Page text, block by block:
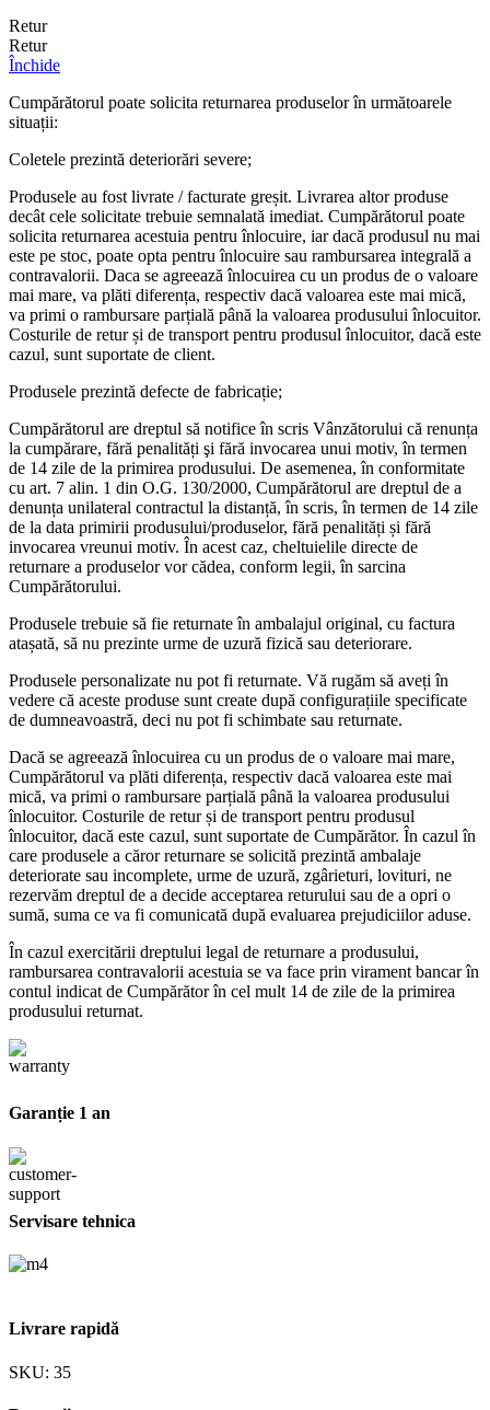
Retur
Retur
Închide
Cumpărătorul poate solicita returnarea produselor în următoarele
situații:
Coletele prezintă deteriorări severe;
Produsele au fost livrate / facturate greșit. Livrarea altor produse
decât cele solicitate trebuie semnalată imediat. Cumpărătorul poate
solicita returnarea acestuia pentru înlocuire, iar dacă produsul nu mai
este pe stoc, poate opta pentru înlocuire sau rambursarea integrală a
contravalorii. Daca se agreează înlocuirea cu un produs de o valoare
mai mare, va plăti diferența, respectiv dacă valoarea este mai mică,
va primi o rambursare parțială până la valoarea produsului înlocuitor.
Costurile de retur și de transport pentru produsul înlocuitor, dacă este
cazul, sunt suportate de client.
Produsele prezintă defecte de fabricație;
Cumpărătorul are dreptul să notifice în scris Vânzătorului că renunța
la cumpărare, fără penalități şi fără invocarea unui motiv, în termen
de 14 zile de la primirea produsului. De asemenea, în conformitate
cu art. 7 alin. 1 din O.G. 130/2000, Cumpărătorul are dreptul de a
denunța unilateral contractul la distanță, în scris, în termen de 14 zile
de la data primirii produsului/produselor, fără penalități și fără
invocarea vreunui motiv. În acest caz, cheltuielile directe de
returnare a produselor vor cădea, conform legii, în sarcina
Cumpărătorului.
Produsele trebuie să fie returnate în ambalajul original, cu factura
atașată, să nu prezinte urme de uzură fizică sau deteriorare.
Produsele personalizate nu pot fi returnate. Vă rugăm să aveți în
vedere că aceste produse sunt create după configurațiile specificate
de dumneavoastră, deci nu pot fi schimbate sau returnate.
Dacă se agreează înlocuirea cu un produs de o valoare mai mare,
Cumpărătorul va plăti diferența, respectiv dacă valoarea este mai
mică, va primi o rambursare parțială până la valoarea produsului
înlocuitor. Costurile de retur și de transport pentru produsul
înlocuitor, dacă este cazul, sunt suportate de Cumpărător. În cazul în
care produsele a căror returnare se solicită prezintă ambalaje
deteriorate sau incomplete, urme de uzură, zgârieturi, lovituri, ne
rezervăm dreptul de a decide acceptarea returului sau de a opri o
sumă, suma ce va fi comunicată după evaluarea prejudiciilor aduse.
În cazul exercitării dreptului legal de returnare a produsului,
rambursarea contravalorii acestuia se va face prin virament bancar în
contul indicat de Cumpărător în cel mult 14 de zile de la primirea
produsului returnat.
Garanție 1 an
Servisare tehnica
Livrare rapidă
SKU: 35